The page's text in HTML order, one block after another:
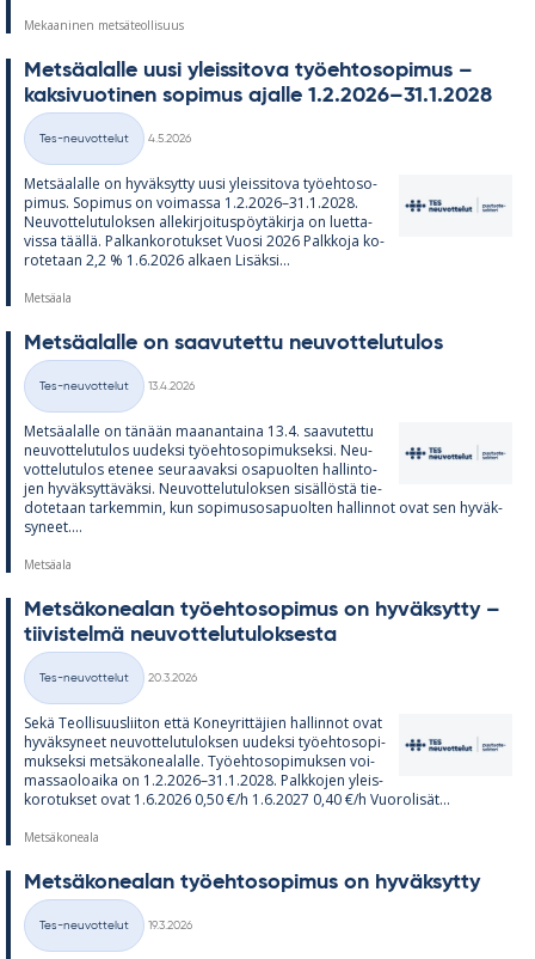
Mekaaninen metsäteollisuus
Met­sä­alalle uusi yleis­si­tova työ­eh­to­so­pi­mus –
kak­si­vuo­ti­nen so­pi­mus ajalle 1.2.2026–31.1.2028
Kategoriat
Tes-neuvottelut
4.5.2026
Met­sä­alalle on hy­väk­sytty uusi yleis­si­tova työ­eh­to­so­
pi­mus. So­pi­mus on voi­massa 1.2.2026–31.1.2028.
Neu­vot­te­lu­tu­lok­sen al­le­kir­joi­tus­pöy­tä­kirja on luet­ta­
vissa täällä. Pal­kan­ko­ro­tuk­set Vuosi 2026 Palk­koja ko­
ro­te­taan 2,2 % 1.6.2026 al­kaen Li­säksi...
Metsäala
Met­sä­alalle on saa­vu­tettu neu­vot­te­lu­tu­los
Kategoriat
Tes-neuvottelut
13.4.2026
Met­sä­alalle on tä­nään maa­nan­taina 13.4. saa­vu­tettu
neu­vot­te­lu­tu­los uu­deksi työ­eh­to­so­pi­muk­seksi. Neu­
vot­te­lu­tu­los ete­nee seu­raa­vaksi os­a­puol­ten hal­lin­to­
jen hy­väk­syt­tä­väksi. Neu­vot­te­lu­tu­lok­sen si­säl­löstä tie­
do­te­taan tar­kem­min, kun so­pi­mus­os­a­puol­ten hal­lin­not ovat sen hy­väk­
sy­neet....
Metsäala
Met­sä­ko­nea­lan työ­eh­to­so­pi­mus on hy­väk­sytty –
tii­vis­telmä neu­vot­te­lu­tu­lok­sesta
Kategoriat
Tes-neuvottelut
20.3.2026
Sekä Teol­li­suus­lii­ton että Ko­ney­rit­tä­jien hal­lin­not ovat
hy­väk­sy­neet neu­vot­te­lu­tu­lok­sen uu­deksi työ­eh­to­so­pi­
muk­seksi met­sä­ko­nea­lalle. Työ­eh­to­so­pi­muk­sen voi­
mas­sao­loaika on 1.2.2026–31.1.2028. Palk­ko­jen yleis­
ko­ro­tuk­set ovat 1.6.2026 0,50 €/h 1.6.2027 0,40 €/h Vuo­ro­li­sät...
Metsäkoneala
Met­sä­ko­nea­lan työ­eh­to­so­pi­mus on hy­väk­sytty
Kategoriat
Tes-neuvottelut
19.3.2026